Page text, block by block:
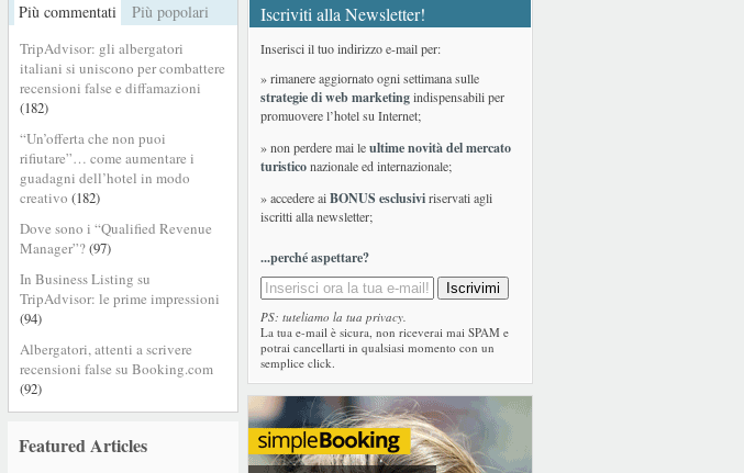
Più commentati Più popolari
TripAdvisor: gli albergatori
italiani si uniscono per combattere
recensioni false e diffamazioni
(182)
“Un’offerta che non puoi
rifiutare”… come aumentare i
guadagni dell’hotel in modo
creativo (182)
Dove sono i “Qualified Revenue
Manager”?(97)
In Business Listing su
TripAdvisor: le prime impressioni
(94)
Albergatori, attenti a scrivere
recensioni false su Booking.com
(92)
Featured Articles
Iscriviti alla Newsletter!
Inserisci il tuo indirizzo e-mail per:
» rimanere aggiornato ogni settimana sulle
strategie di web marketingindispensabili per
promuovere l’hotel su Internet;
» non perdere mai leultime novità del mercato
turisticonazionale ed internazionale;
» accedere aiBONUS esclusiviriservati agli
iscritti alla newsletter;
...perché aspettare?
PS: tuteliamo la tua privacy.
La tua e-mail è sicura, non riceverai mai SPAM e
potrai cancellarti in qualsiasi momento con un
semplice click.